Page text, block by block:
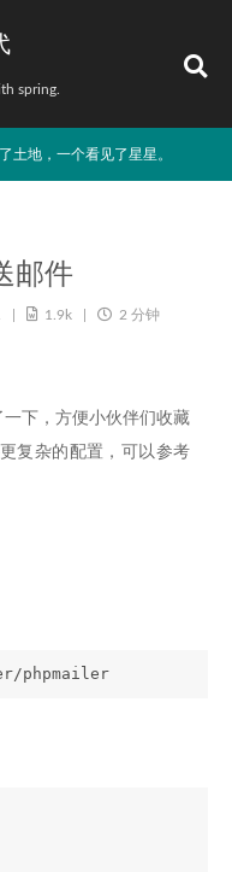
spring.
土地，一个看见了星星。
邮件
1.9k 2 分钟
下，方便小伙伴们收藏
复杂的配置，可以参考
phpmailer